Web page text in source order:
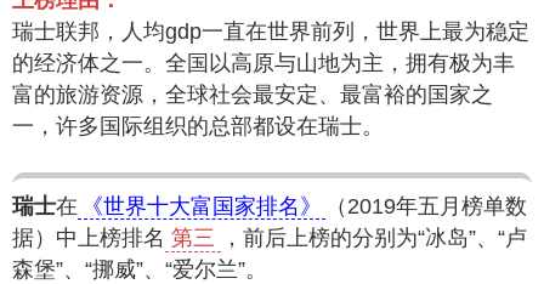
瑞士联邦，人均gdp一直在世界前列，世界上最为稳定
的经济体之一。全国以高原与山地为主，拥有极为丰
富的旅游资源，全球社会最安定、最富裕的国家之
一，许多国际组织的总部都设在瑞士。
瑞士在 《世界十大富国家排名》
（2019年五月榜单数
据）中上榜排名 第三
，前后上榜的分别为“冰岛”、“卢
森堡”、“挪威”、“爱尔兰”。